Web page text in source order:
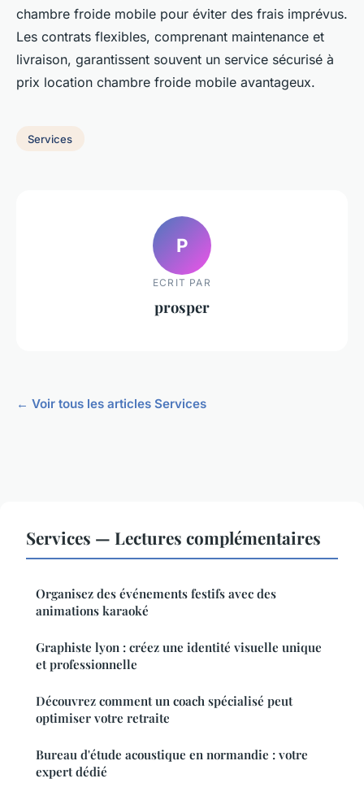
chambre froide mobile pour éviter des frais imprévus.
Les contrats flexibles, comprenant maintenance et
livraison, garantissent souvent un service sécurisé à
prix location chambre froide mobile avantageux.
Services
P
ECRIT PAR
prosper
← Voir tous les articles Services
Services — Lectures complémentaires
Organisez des événements festifs avec des
animations karaoké
Graphiste lyon : créez une identité visuelle unique
et professionnelle
Découvrez comment un coach spécialisé peut
optimiser votre retraite
Bureau d'étude acoustique en normandie : votre
expert dédié